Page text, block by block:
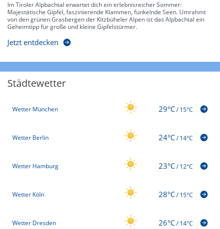
Im Tiroler Alpbachtal erwartet dich ein erlebnisreicher Sommer:
Majestätische Gipfel, faszinierende Klammen, funkelnde Seen. Umrahmt
von den grünen Grasbergen der Kitzbüheler Alpen ist das Alpbachtal ein
Geheimtipp für große und kleine Gipfelstürmer.
Jetzt entdecken
Städtewetter
Wetter München 29°C/15°C
Wetter Berlin 24°C/14°C
Wetter Hamburg 23°C/12°C
Wetter Köln 28°C/15°C
Wetter Dresden 26°C/14°C